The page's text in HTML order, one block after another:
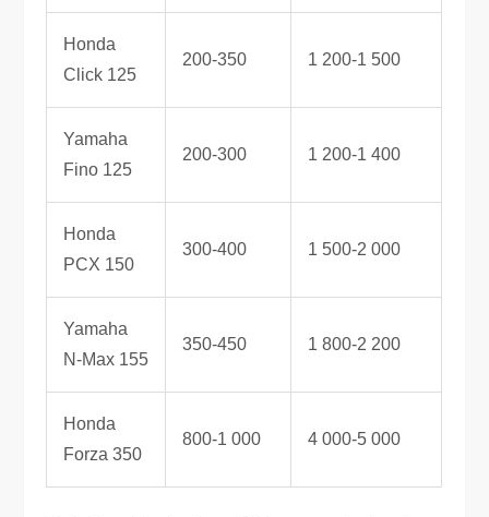
Honda
Click 125
200-350 1 200-1 500
Yamaha
Fino 125
200-300 1 200-1 400
Honda
PCX 150
300-400 1 500-2 000
Yamaha
N-Max 155
350-450 1 800-2 200
Honda
Forza 350
800-1 000 4 000-5 000